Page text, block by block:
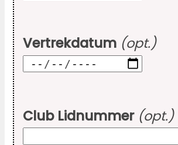
Vertrekdatum (opt.)
Club Lidnummer (opt.)